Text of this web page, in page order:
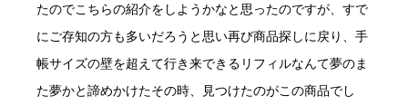
たのでこちらの紹介をしようかなと思ったのですが、すで
にご存知の方も多いだろうと思い再び商品探しに戻り、手
帳サイズの壁を超えて行き来できるリフィルなんて夢のま
た夢かと諦めかけたその時、見つけたのがこの商品でし